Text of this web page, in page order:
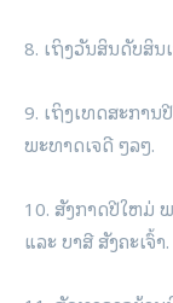
8. ເຖິງວັນສິນດັບສິນ
9. ເຖິງເທດສະກາ
ພະທາດເຈດີ ໆລໆ.
10. ສັງກາດປີໃຫມ່
ແລະ ບາສີ ສັງຄະເຈົ້າ.